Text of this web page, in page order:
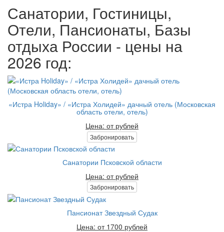
Санатории, Гостиницы,
Отели, Пансионаты, Базы
отдыха России - цены на
2026 год:
«Истра Holiday» / «Истра Холидей» дачный отель (Московская
область отели, отель)
Цена: от рублей
Забронировать
Санатории Псковской области
Цена: от рублей
Забронировать
Пансионат Звездный Судак
Цена: от 1700 рублей